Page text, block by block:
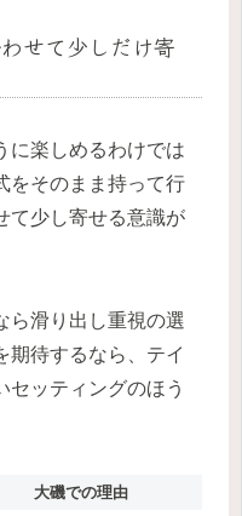
せて少しだけ寄
に楽しめるわけでは
をそのまま持って行
て少し寄せる意識が
ら滑り出し重視の選
期待するなら、テイ
セッティングのほう
大磯での理由